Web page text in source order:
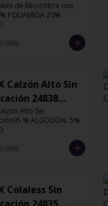
de Microfibra con
POLIAMIDA 20%
Calzón Alto Sin
24838
Alto Sin
% ALGODON  5%
Colaless Sin